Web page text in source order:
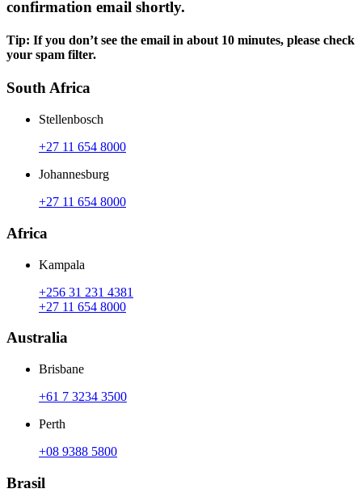
confirmation email shortly.
Tip: If you don’t see the email in about 10 minutes, please check
your spam filter.
South Africa
Stellenbosch
+27 11 654 8000
Johannesburg
+27 11 654 8000
Africa
Kampala
+256 31 231 4381
+27 11 654 8000
Australia
Brisbane
+61 7 3234 3500
Perth
+08 9388 5800
Brasil